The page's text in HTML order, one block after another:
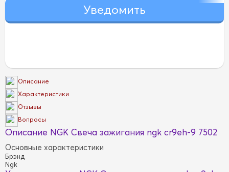
Описание
Характеристики
Отзывы
Вопросы
Описание NGK Свеча зажигания ngk cr9eh-9 7502
Основные характеристики
Брэнд
Ngk